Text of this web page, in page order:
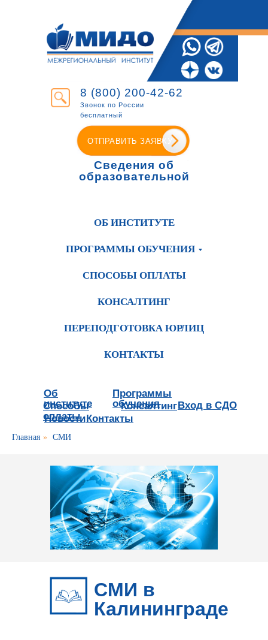
8 (800) 200-42-62
Звонок по России
бесплатный
ОТПРАВИТЬ ЗАЯВКУ
Сведения об
образовательной
ОБ ИНСТИТУТЕ
ПРОГРАММЫ ОБУЧЕНИЯ
СПОСОБЫ ОПЛАТЫ
КОНСАЛТИНГ
ПЕРЕПОДГОТОВКА ЮРЛИЦ
КОНТАКТЫ
Об
институте
Программы
обучения
Способы
оплаты
Консалтинг
Новости
Вход в СДО
Контакты
Главная » СМИ
СМИ в
Калининграде